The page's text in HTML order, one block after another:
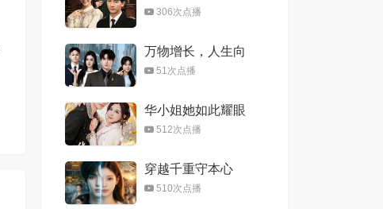
306次点播
万物增长，人生向
上51次点播
华小姐她如此耀眼
夺目
512次点播
穿越千重守本心
510次点播